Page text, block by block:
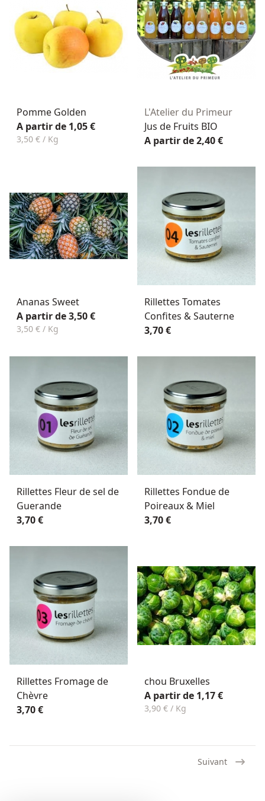
Pomme Golden
A partir de 1,05 €
3,50 € / Kg
L'Atelier du Primeur
Jus de Fruits BIO
A partir de 2,40 €
Ananas Sweet
A partir de 3,50 €
3,50 € / Kg
Rillettes Tomates
Confites & Sauterne
3,70 €
Rillettes Fleur de sel de
Guerande
3,70 €
Rillettes Fondue de
Poireaux & Miel
3,70 €
Rillettes Fromage de
Chèvre
3,70 €
chou Bruxelles
A partir de 1,17 €
3,90 € / Kg
Suivant